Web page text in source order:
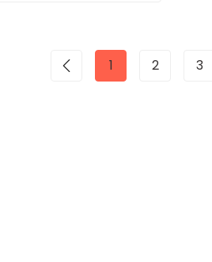
1 2 3